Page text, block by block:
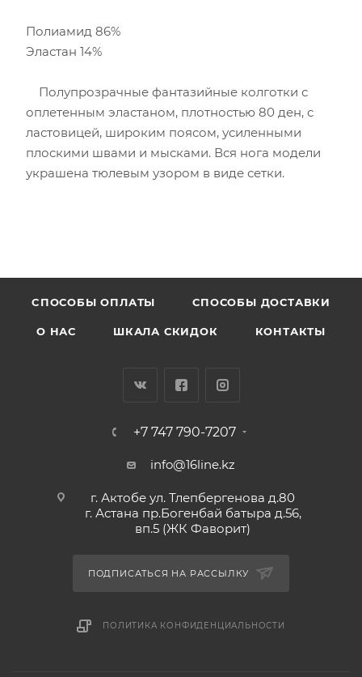
Полиамид 86%
Эластан 14%
Полупрозрачные фантазийные колготки с
оплетенным эластаном, плотностью 80 ден, с
ластовицей, широким поясом, усиленными
плоскими швами и мысками. Вся нога модели
украшена тюлевым узором в виде сетки.
CПОСОБЫ ОПЛАТЫ СПОСОБЫ ДОСТАВКИ
О НАС ШКАЛА СКИДОК КОНТАКТЫ
+7 747 790-7207
info@16line.kz
г. Актобе ул. Тлепбергенова д.80
г. Астана пр.Богенбай батыра д.56,
вп.5 (ЖК Фаворит)
ПОДПИСАТЬСЯ НА РАССЫЛКУ
ПОЛИТИКА КОНФИДЕНЦИАЛЬНОСТИ